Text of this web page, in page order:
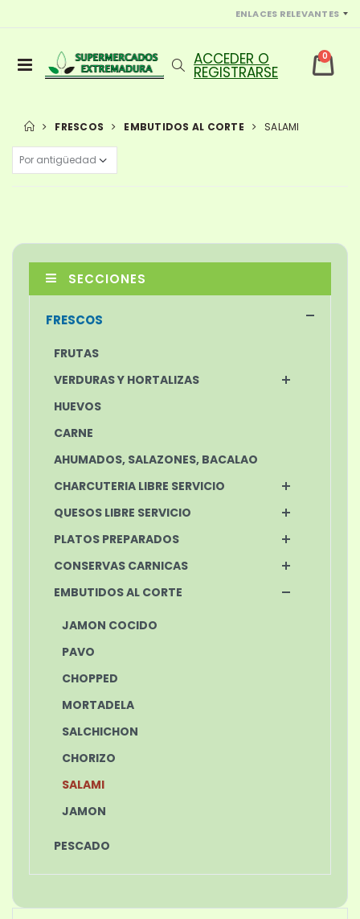
ENLACES RELEVANTES
0
FRESCOS EMBUTIDOS AL CORTE SALAMI
SECCIONES
FRESCOS
FRUTAS
VERDURAS Y HORTALIZAS
HUEVOS
CARNE
AHUMADOS, SALAZONES, BACALAO
CHARCUTERIA LIBRE SERVICIO
QUESOS LIBRE SERVICIO
PLATOS PREPARADOS
CONSERVAS CARNICAS
EMBUTIDOS AL CORTE
JAMON COCIDO
PAVO
CHOPPED
MORTADELA
SALCHICHON
CHORIZO
SALAMI
JAMON
PESCADO